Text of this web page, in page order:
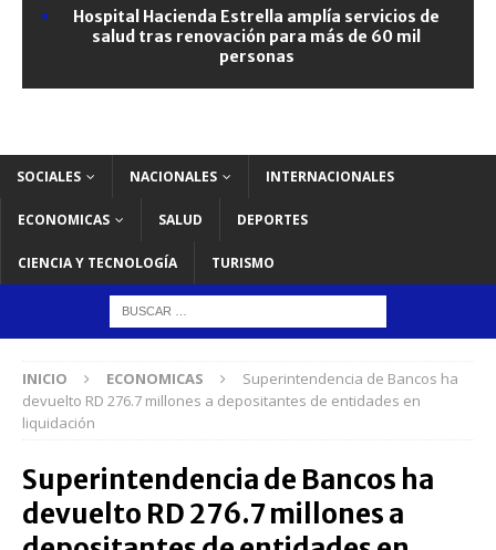
Hospital Hacienda Estrella amplía servicios de
salud tras renovación para más de 60 mil
personas
SOCIALES NACIONALES INTERNACIONALES
ECONOMICAS SALUD DEPORTES
CIENCIA Y TECNOLOGÍA TURISMO
INICIO ECONOMICAS
Superintendencia de Bancos ha
devuelto RD 276.7 millones a depositantes de entidades en
liquidación
Superintendencia de Bancos ha
devuelto RD 276.7 millones a